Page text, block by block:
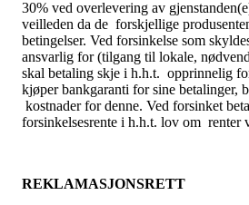
30% ved overlevering av
veilleden da de forskjellige
betingelser. Ved forsinkelse som
ansvarlig for (tilgang til lokale,
skal betaling skje i h.h.t. opprinnelig
kjøper bankgaranti for sine betalinger,
kostnader for denne. Ved forsinket
forsinkelsesrente i h.h.t. lov om renter
REKLAMASJONSRETT